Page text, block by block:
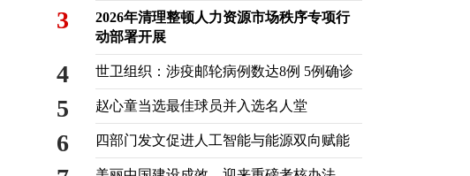
3
2026年清理整顿人力资源市场秩序专项行
动部署开展
4 世卫组织：涉疫邮轮病例数达8例 5例确诊
5 赵心童当选最佳球员并入选名人堂
6 四部门发文促进人工智能与能源双向赋能